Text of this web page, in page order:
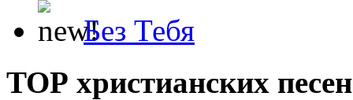
Без Тебя
ТОР христианских песен